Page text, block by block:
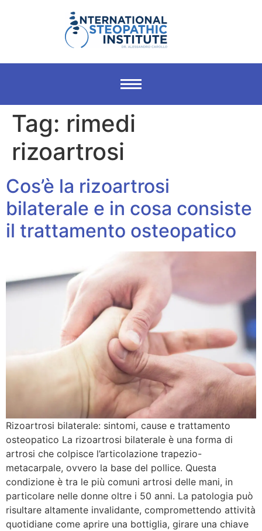
Tag: rimedi
rizoartrosi
Cos’è la rizoartrosi
bilaterale e in cosa consiste
il trattamento osteopatico
Rizoartrosi bilaterale: sintomi, cause e trattamento
osteopatico La rizoartrosi bilaterale è una forma di
artrosi che colpisce l’articolazione trapezio-
metacarpale, ovvero la base del pollice. Questa
condizione è tra le più comuni artrosi delle mani, in
particolare nelle donne oltre i 50 anni. La patologia può
risultare altamente invalidante, compromettendo attività
quotidiane come aprire una bottiglia, girare una chiave